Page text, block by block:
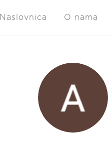
Naslovnica O nama